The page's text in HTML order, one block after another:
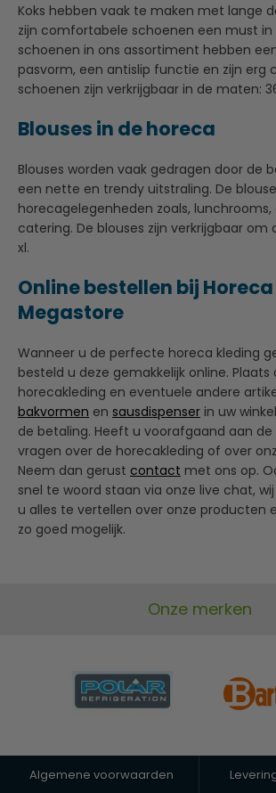
Koks hebben vaak te maken met lange
zijn comfortabele schoenen een must in
schoenen in ons assortiment hebben
pasvorm, een antislip functie en zijn erg
schoenen zijn verkrijgbaar in de maten:
Blouses in de horeca
Blouses worden vaak gedragen door de
een nette en trendy uitstraling. De
horecagelegenheden zoals, lunchrooms,
catering. De blouses zijn verkrijgbaar
xl.
Online bestellen bij Horeca
Megastore
Wanneer u de perfecte horeca kleding
besteld u deze gemakkelijk online.
horecakleding en eventuele andere
bakvormen en sausdispenser in uw
de betaling. Heeft u voorafgaand aan
vragen over de horecakleding of over
Neem dan gerust contact met ons op.
snel te woord staan via onze live chat,
u alles te vertellen over onze producten
zo goed mogelijk.
Onze merken
Algemene voorwaarden